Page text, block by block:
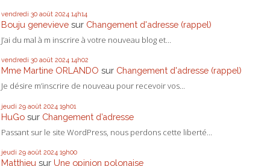
vendredi 30 août 2024 14h14
Bouju genevieve sur Changement d'adresse (rappel)
J’ai du mal à m inscrire à votre nouveau blog et...
vendredi 30 août 2024 14h02
Mme Martine ORLANDO sur Changement d'adresse (rappel)
Je désire m’inscrire de nouveau pour recevoir vos...
jeudi 29 août 2024 19h01
HuGo sur Changement d’adresse
Passant sur le site WordPress, nous perdons cette liberté...
jeudi 29 août 2024 19h00
Matthieu sur Une opinion polonaise